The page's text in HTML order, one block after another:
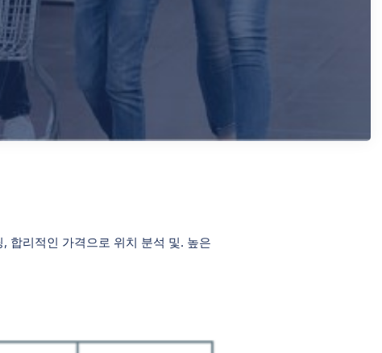
합리적인 가격으로 위치 분석 및. 높은